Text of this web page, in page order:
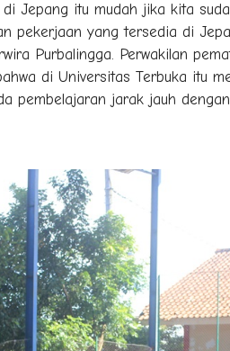
Jepang itu mudah jika kita
pekerjaan yang tersedia di
Purbalingga. Perwakilan
di Universitas Terbuka itu
pembelajaran jarak jauh